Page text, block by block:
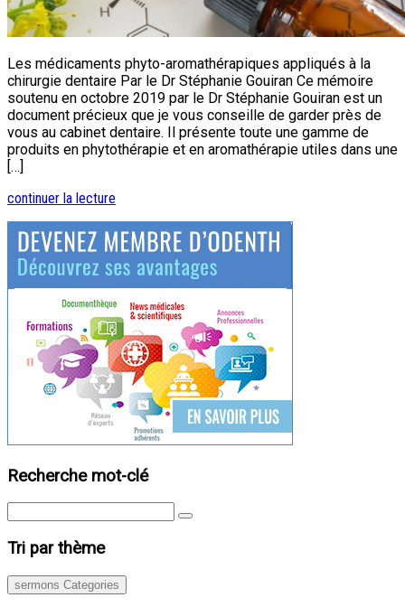
Les médicaments phyto-aromathérapiques appliqués à la
chirurgie dentaire Par le Dr Stéphanie Gouiran Ce mémoire
soutenu en octobre 2019 par le Dr Stéphanie Gouiran est un
document précieux que je vous conseille de garder près de
vous au cabinet dentaire. Il présente toute une gamme de
produits en phytothérapie et en aromathérapie utiles dans une
[…]
continuer la lecture
Recherche mot-clé
Tri par thème
sermons Categories